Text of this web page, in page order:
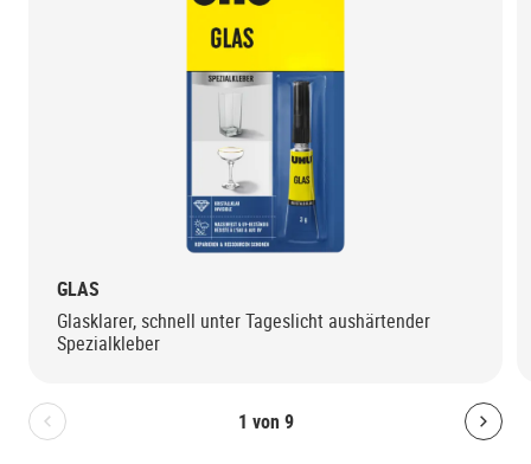
1 von 9
Bolton.General.PreviousSlide
GLAS
Glasklarer, schnell unter Tageslicht aushärtender
Spezialkleber